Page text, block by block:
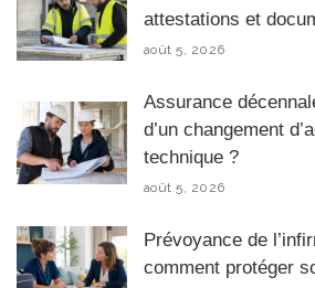
attestations et
août 5, 2026
Assurance
d’un changement
technique ?
août 5, 2026
Prévoyance de
comment protéger